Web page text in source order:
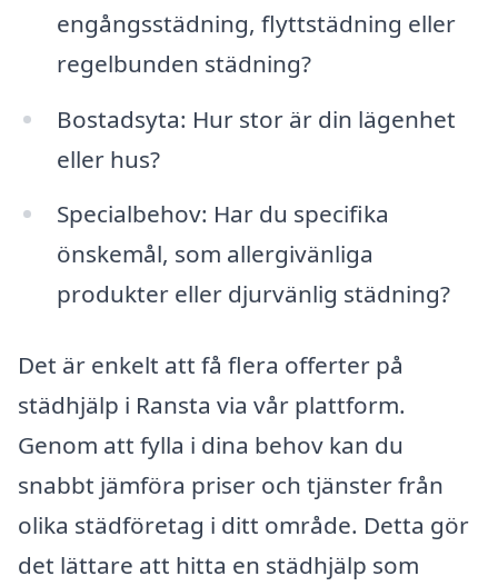
engångsstädning, flyttstädning eller
regelbunden städning?
Bostadsyta: Hur stor är din lägenhet
eller hus?
Specialbehov: Har du specifika
önskemål, som allergivänliga
produkter eller djurvänlig städning?
Det är enkelt att få flera offerter på
städhjälp i Ransta via vår plattform.
Genom att fylla i dina behov kan du
snabbt jämföra priser och tjänster från
olika städföretag i ditt område. Detta gör
det lättare att hitta en städhjälp som